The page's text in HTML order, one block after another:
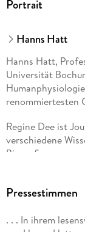
Portrait
Hanns Hatt
Hanns Hatt,
Universität
renommiertesten
Regine Dee ist
verschiedene
Biografien.
Pressestimmen
. . . In ihrem